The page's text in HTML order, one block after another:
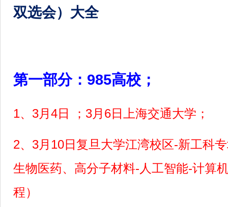
双选会）大全
第一部分：985高校；
1、3月4日 ；3月6日上海交通大学；
2、3月10日复旦大学江湾校区-新工科
生物医药、高分子材料-人工智能-计算
程）